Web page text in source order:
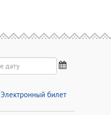
Электронный билет